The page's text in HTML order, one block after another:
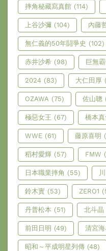
摔角秘藏寫真館 (114)
上谷沙彌 (104) 內藤
無仁義的50年鬪爭史 (102)
赤井沙希 (98) 巨無
2024 (83) 大仁田厚
OZAWA (75) 佐山聰
極惡女王 (67) 橋本
WWE (61) 藤原喜明
稻村愛輝 (57) FMW
日本職業摔角 (55)
鈴木實 (53) ZERO1
丹普松本 (51) 北斗晶
前田日明 (49) 清宮
昭和～平成明星列傳 (48)